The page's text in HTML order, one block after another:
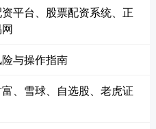
平台、股票配资系统、正
与操作指南
、雪球、自选股、老虎证